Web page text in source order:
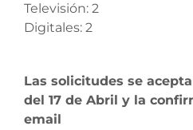
Televisión: 2
Digitales: 2
Las solicitudes se
del 17 de Abril y la
email